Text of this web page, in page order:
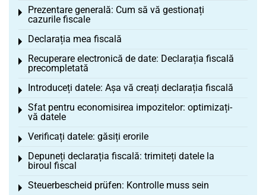
Prezentare generală: Cum să vă gestionați
cazurile fiscale
Toggle menu
Declarația mea fiscală
Toggle menu
Recuperare electronică de date: Declarația fiscală
precompletată
Toggle menu
Introduceți datele: Așa vă creați declarația fiscală
Toggle menu
Sfat pentru economisirea impozitelor: optimizați-
vă datele
Toggle menu
Verificați datele: găsiți erorile
Toggle menu
Depuneți declarația fiscală: trimiteți datele la
biroul fiscal
Toggle menu
Steuerbescheid prüfen: Kontrolle muss sein
Toggle menu